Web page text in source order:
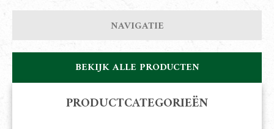
NAVIGATIE
BEKIJK ALLE PRODUCTEN
PRODUCTCATEGORIEËN